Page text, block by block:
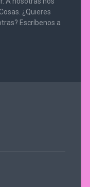
¿Quieres
Escríbenos a